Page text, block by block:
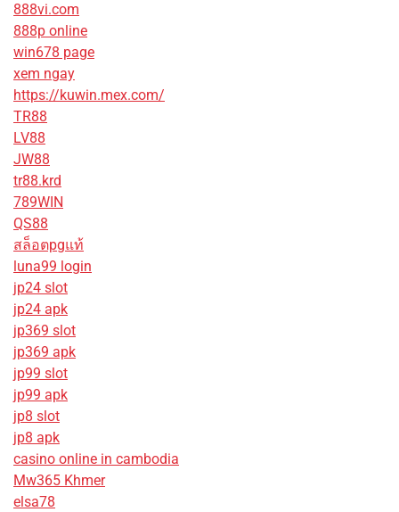
888vi.com
888p online
win678 page
xem ngay
https://kuwin.mex.com/
TR88
LV88
JW88
tr88.krd
789WIN
QS88
สล็อตpgแท้
luna99 login
jp24 slot
jp24 apk
jp369 slot
jp369 apk
jp99 slot
jp99 apk
jp8 slot
jp8 apk
casino online in cambodia
Mw365 Khmer
elsa78